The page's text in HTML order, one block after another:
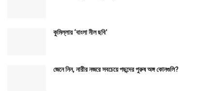
কুমিল্লায় ‘বাংলা নীল ছবি’
জেনে নিন, নারীর নজরে সবচেয়ে পছন্দের পুরুষ অঙ্গ কোনগুলি?